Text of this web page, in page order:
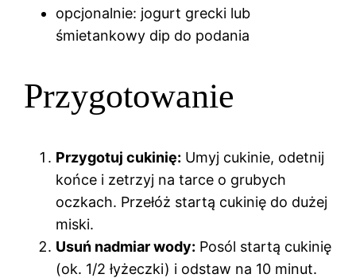
opcjonalnie: jogurt grecki lub
śmietankowy dip do podania
Przygotowanie
Przygotuj cukinię: Umyj cukinie, odetnij
końce i zetrzyj na tarce o grubych
oczkach. Przełóż startą cukinię do dużej
miski.
Usuń nadmiar wody: Posól startą cukinię
(ok. 1/2 łyżeczki) i odstaw na 10 minut.